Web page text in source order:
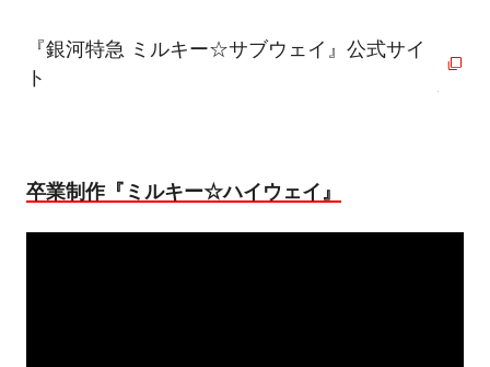
『銀河特急 ミルキー☆サブウェイ』公式サイ
ト
卒業制作『ミルキー☆ハイウェイ』